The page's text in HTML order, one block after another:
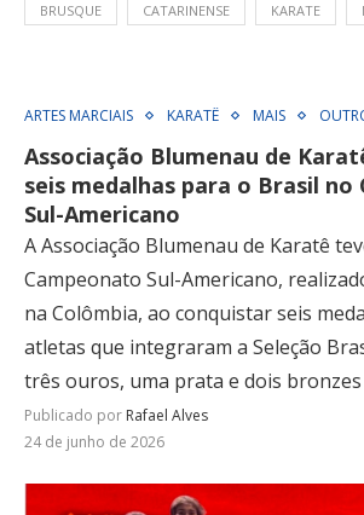
BRUSQUE CATARINENSE KARATE
ARTES MARCIAIS KARATÊ MAIS
Associação Blumenau de
seis medalhas para o Brasil no
Sul-Americano
A Associação Blumenau de Karatê
Campeonato Sul-Americano,
na Colômbia, ao conquistar seis
atletas que integraram a Seleção
três ouros, uma prata e dois bronzes
Publicado por Rafael Alves
24 de junho de 2026